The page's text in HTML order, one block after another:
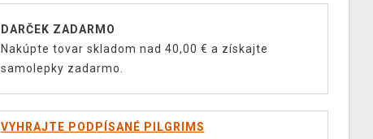
DARČEK ZADARMO
Nakúpte tovar skladom nad 40,00 € a získajte
samolepky zadarmo.
VYHRAJTE PODPÍSANÉ PILGRIMS